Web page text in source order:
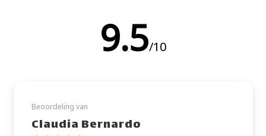
9.5/10
Beoordeling van
Claudia Bernardo